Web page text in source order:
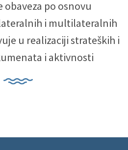
obaveza po osnovu
i multilateralnih
u realizaciji strateških i
i aktivnosti